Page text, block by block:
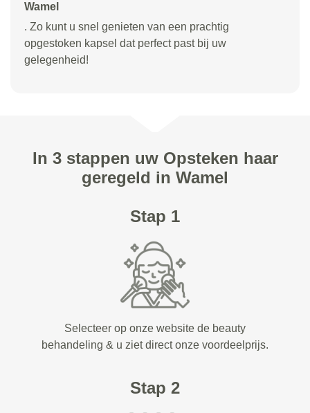
Wamel
. Zo kunt u snel genieten van een prachtig
opgestoken kapsel dat perfect past bij uw
gelegenheid!
In 3 stappen uw Opsteken haar
geregeld in Wamel
Stap 1
Selecteer op onze website de beauty
behandeling & u ziet direct onze voordeelprijs.
Stap 2